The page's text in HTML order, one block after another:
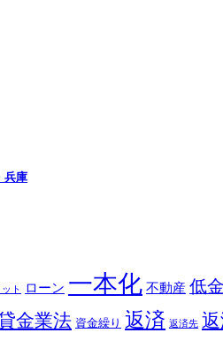
兵庫
ット ローン 一本化 不動産 低
金業法 資金繰り 返済 返済先 返